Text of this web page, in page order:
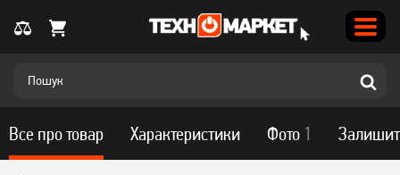
Все про товар Характеристики Фото 1